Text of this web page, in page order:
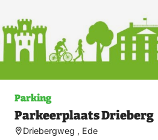
Parking
Parkeerplaats Drieberg
Driebergweg , Ede